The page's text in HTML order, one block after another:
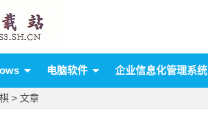
电脑软件 企业信息化管理系统
> 文章